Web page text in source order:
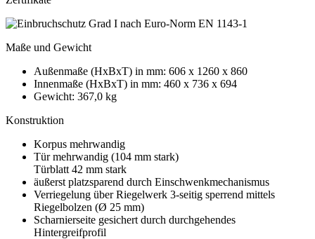
Maße und Gewicht
Außenmaße (HxBxT) in mm: 606 x 1260 x 860
Innenmaße (HxBxT) in mm: 460 x 736 x 694
Gewicht: 367,0 kg
Konstruktion
Korpus mehrwandig
Tür mehrwandig (104 mm stark)
Türblatt 42 mm stark
äußerst platzsparend durch Einschwenkmechanismus
Verriegelung über Riegelwerk 3-seitig sperrend mittels
Riegelbolzen (Ø 25 mm)
Scharnierseite gesichert durch durchgehendes
Hintergreifprofil